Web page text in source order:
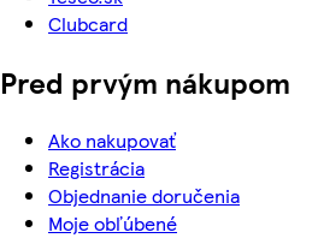
Clubcard
Pred prvým nákupom
Ako nakupovať
Registrácia
Objednanie doručenia
Moje obľúbené